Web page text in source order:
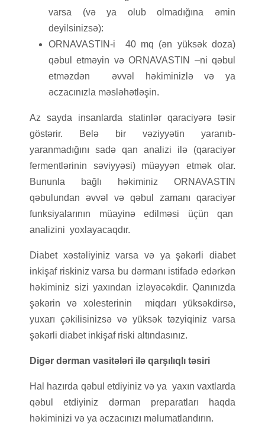
varsa (və ya olub olmadığına əmin
deyilsinizsə):
ORNAVASTIN-i 40 mq (ən yüksək doza)
qəbul etməyin və ORNAVASTIN –ni qəbul
etməzdən əvvəl həkiminizlə və ya
əczacınızla məsləhətləşin.
Az sayda insanlarda statinlər qaraciyərə təsir
göstərir. Belə bir vəziyyətin yaranıb-
yaranmadığını sadə qan analizi ilə (qaraciyər
fermentlərinin səviyyəsi) müəyyən etmək olar.
Bununla bağlı həkiminiz ORNAVASTIN
qəbulundan əvvəl və qəbul zamanı qaraciyər
funksiyalarının müayinə edilməsi üçün qan
analizini yoxlayacaqdır.
Diabet xəstəliyiniz varsa və ya şəkərli diabet
inkişaf riskiniz varsa bu dərmanı istifadə edərkən
həkiminiz sizi yaxından izləyəcəkdir. Qanınızda
şəkərin və xolesterinin miqdarı yüksəkdirsə,
yuxarı çəkilisinizsə və yüksək təzyiqiniz varsa
şəkərli diabet inkişaf riski altındasınız.
Digər dərman vasitələri ilə qarşılıqlı təsiri
Hal hazırda qəbul etdiyiniz və ya yaxın vaxtlarda
qəbul etdiyiniz dərman preparatları haqda
həkiminizi və ya əczacınızı məlumatlandırın.